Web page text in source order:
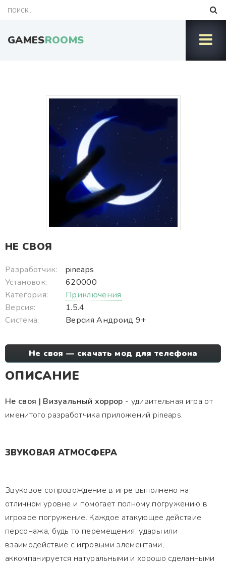
GAMESROOMS
НЕ СВОЯ
Разработчик:
pineaps
Установок:
620000
Категория:
Приключения
Версия:
1.5.4
Система:
Версия Андроид 9+
Не своя — скачать мод для телефона
ОПИСАНИЕ
Не своя | Визуальный хоррор - удивительная игра от
именитого разработчика приложений pineaps.
ЗВУКОВАЯ АТМОСФЕРА
Звуковое сопровождение в игре выполнено на
отличном уровне и помогает полному погружению в
игровое погружение. Каждое атакующее действие
персонажа, будь то перемещения, удары или
взаимодействие с игровыми элементами,
аккомпанируется натуральными и хорошо сделанными